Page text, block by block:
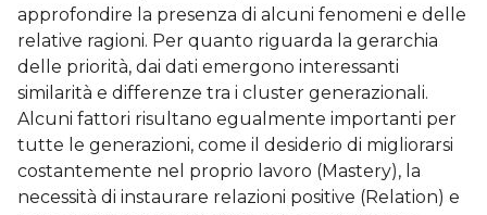
approfondire la presenza di alcuni fenomeni e delle
relative ragioni. Per quanto riguarda la gerarchia
delle priorità, dai dati emergono interessanti
similarità e differenze tra i cluster generazionali.
Alcuni fattori risultano egualmente importanti per
tutte le generazioni, come il desiderio di migliorarsi
costantemente nel proprio lavoro (Mastery), la
necessità di instaurare relazioni positive (Relation) e